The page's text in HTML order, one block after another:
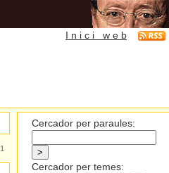
I n i c i w e b
1
Cercador per paraules:
Cercador per temes: